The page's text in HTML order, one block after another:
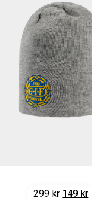
299kr Det
149kr